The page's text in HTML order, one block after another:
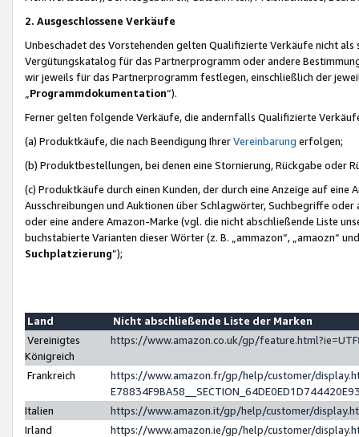
2. Ausgeschlossene Verkäufe
Unbeschadet des Vorstehenden gelten Qualifizierte Verkäufe nicht
Vergütungskatalog für das Partnerprogramm oder andere
wir jeweils für das Partnerprogramm festlegen, einschließlich der
Programmdokumentation“).
Ferner gelten folgende Verkäufe, die andernfalls Qualifizierte
(a) Produktkäufe, die nach Beendigung IhrerVereinbarung erfolgen;
(b) Produktbestellungen, bei denen eine Stornierung, Rückgabe oder
(c) Produktkäufe durch einen Kunden, der durch eine Anzeige auf
Ausschreibungen und Auktionen über Schlagwörter, Suchbegriffe
oder eine andere Amazon-Marke (vgl. die nicht abschließende Liste
buchstabierte Varianten dieser Wörter (z. B. „ammazon“, „amaozn“
Suchplatzierung”);
Land
Nicht abschließende Liste der Marken
Vereinigtes
Königreich
https://www.amazon.co.uk/gp/
Frankreich
https://www.amazon.fr/gp/help/customer/
Italien
https://www.amazon.it/gp/help/customer/
Irland
https://www.amazon.ie/gp/help/customer/